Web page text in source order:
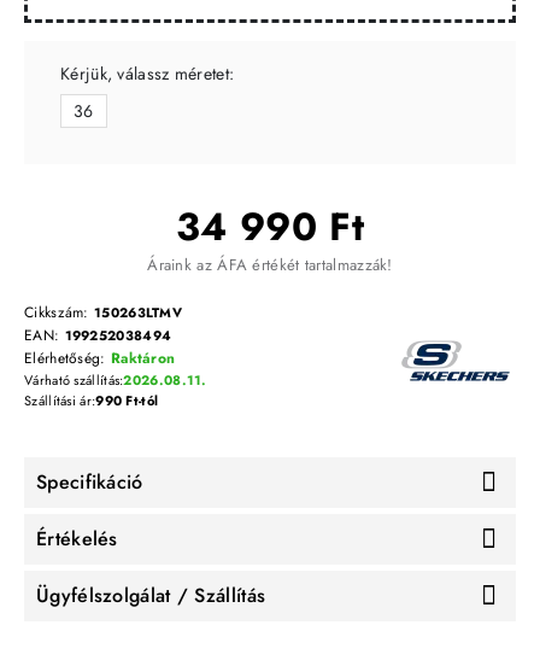
34 990 Ft
Áraink az ÁFA értékét tartalmazzák!
Cikkszám: 150263LTMV
EAN: 199252038494
Elérhetőség: Raktáron
Várható szállítás:2026.08.11.
Szállítási ár:990 Ft-tól
Kérjük, válassz méretet:
36
Specifikáció
Értékelés
Ügyfélszolgálat / Szállítás